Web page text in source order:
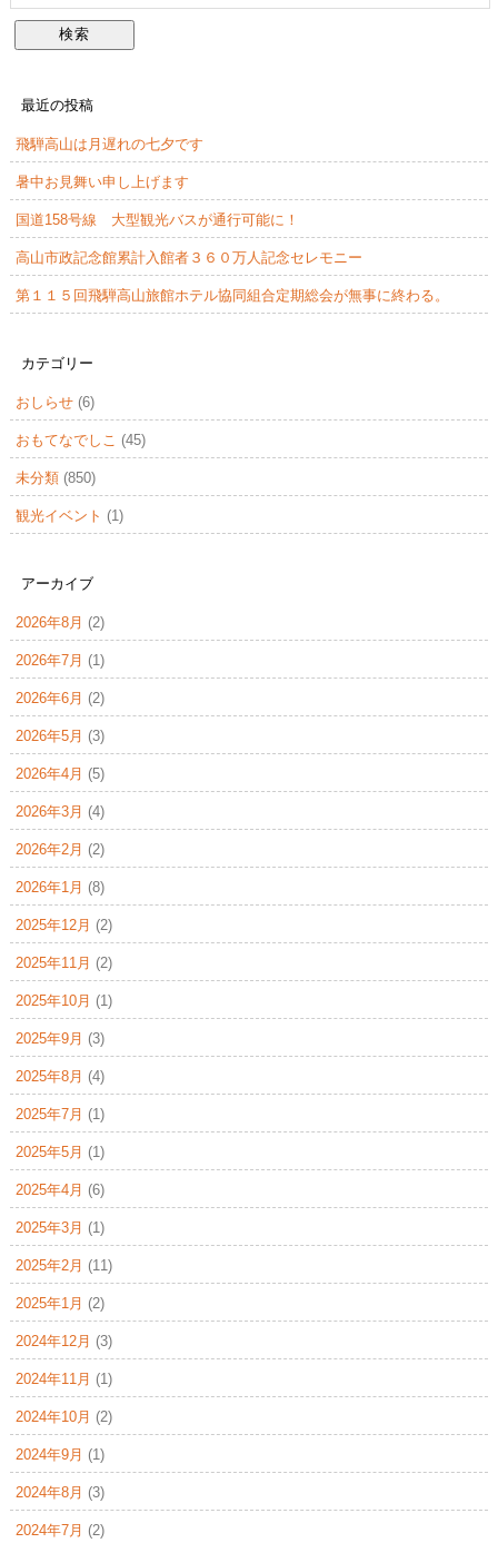
最近の投稿
飛騨高山は月遅れの七夕です
暑中お見舞い申し上げます
国道158号線 大型観光バスが通行可能に！
高山市政記念館累計入館者３６０万人記念セレモニー
第１１５回飛騨高山旅館ホテル協同組合定期総会が無事に終わる。
カテゴリー
おしらせ(6)
おもてなでしこ (45)
未分類(850)
観光イベント (1)
アーカイブ
2026年8月 (2)
2026年7月 (1)
2026年6月 (2)
2026年5月 (3)
2026年4月 (5)
2026年3月 (4)
2026年2月 (2)
2026年1月 (8)
2025年12月 (2)
2025年11月 (2)
2025年10月 (1)
2025年9月 (3)
2025年8月 (4)
2025年7月 (1)
2025年5月 (1)
2025年4月 (6)
2025年3月 (1)
2025年2月 (11)
2025年1月 (2)
2024年12月 (3)
2024年11月 (1)
2024年10月 (2)
2024年9月 (1)
2024年8月 (3)
2024年7月 (2)